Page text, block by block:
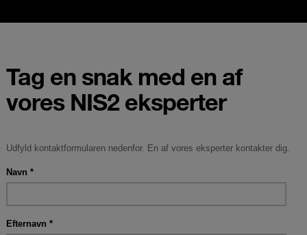
Tag en snak med en af
vores NIS2 eksperter